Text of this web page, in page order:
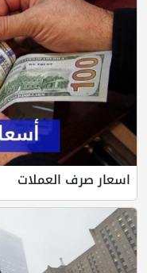
اسعار صرف العملات